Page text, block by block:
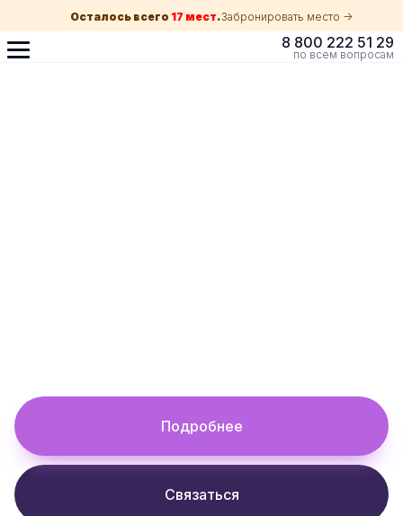
Осталось всего 17 мест.Забронировать место ->
8 800 222 51 29
по всем вопросам
Подробнее
Связаться